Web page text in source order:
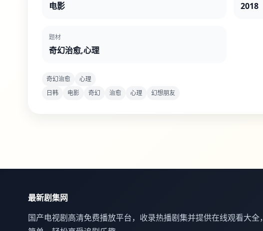
电影 2018
题材
奇幻治愈,心理
奇幻治愈
心理
日韩
电影 奇幻 治愈 心理 幻想朋友
最新剧集网
国产电视剧高清免费播放平台，收录热播剧集并提供在线观看大全